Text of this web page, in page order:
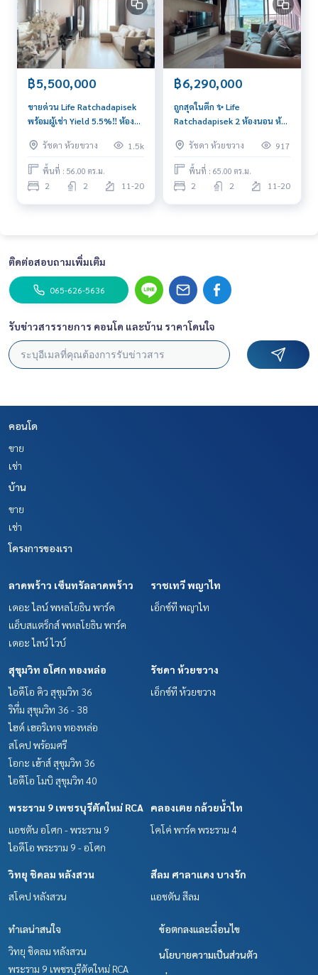
฿5,500,000
ขายด่วน Life Ratchadapisek
พร้อมผู้เช่า Yield 5.5%‼️ ห้อง
092-6905445
รัชดา ห้วยขวาง 1.5k
พื้นที่ : 56.00 ตร.ม.
2 2 11-20
฿6,290,000
ถูกสุดในตึก ✨ Life
Ratchadapisek 2 ห้องนอน ห้อง
สนใจติดต่อ 092-6905445
รัชดา ห้วยขวาง 917
พื้นที่ : 65.00 ตร.ม.
2 2 11-20
ติดต่อสอบถามเพิ่มเติม
065-626-5636
รับข่าวสารรายการ คอนโด และบ้าน ราคาโดนใจ
คอนโด
ขาย
เช่า
บ้าน
ขาย
เช่า
โครงการของเรา
ลาดพร้าว เซ็นทรัลลาดพร้าว
เดอะ ไลน์ พหลโยธิน พาร์ค
แอ็บสแตร็กส์ พหลโยธิน พาร์ค
เดอะ ไลน์ ไวบ์
ราชเทวี พญาไท
เอ็กซ์ที พญาไท
สุขุมวิท อโศก ทองหล่อ
ไอดีโอ คิว สุขุมวิท 36
ริทึ่ม สุขุมวิท 36 - 38
ไฮด์ เฮอริเทจ ทองหล่อ
สโคป พร้อมศรี
โอกะ เฮ้าส์ สุขุมวิท 36
ไอดีโอ โมบิ สุขุมวิท 40
รัชดา ห้วยขวาง
เอ็กซ์ที ห้วยขวาง
พระราม 9 เพชรบุรีตัดใหม่ RCA
แอชตัน อโศก - พระราม 9
ไอดีโอ พระราม 9 - อโศก
คลองเตย กล้วยน้ำไท
โคโค่ พาร์ค พระราม 4
วิทยุ ชิดลม หลังสวน
สโคป หลังสวน
สีลม ศาลาแดง บางรัก
แอชตัน สีลม
ทำเลน่าสนใจ
วิทยุ ชิดลม หลังสวน
พระราม 9 เพชรบุรีตัดใหม่ RCA
ข้อตกลงและเงื่อนไข
นโยบายความเป็นส่วนตัว